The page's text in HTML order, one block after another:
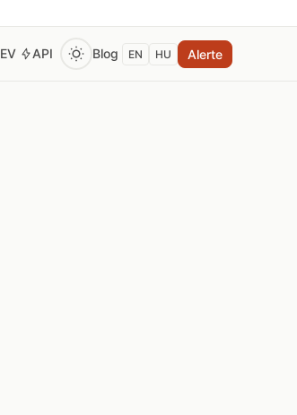
EV API Blog EN HU Alerte